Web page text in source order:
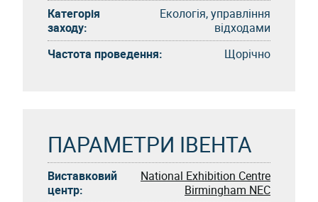
Категорія
заходу:
Екологія, управління
відходами
Частота проведення:
Щорічно
ПАРАМЕТРИ ІВЕНТА
Виставковий
центр:
National Exhibition Centre
Birmingham NEC